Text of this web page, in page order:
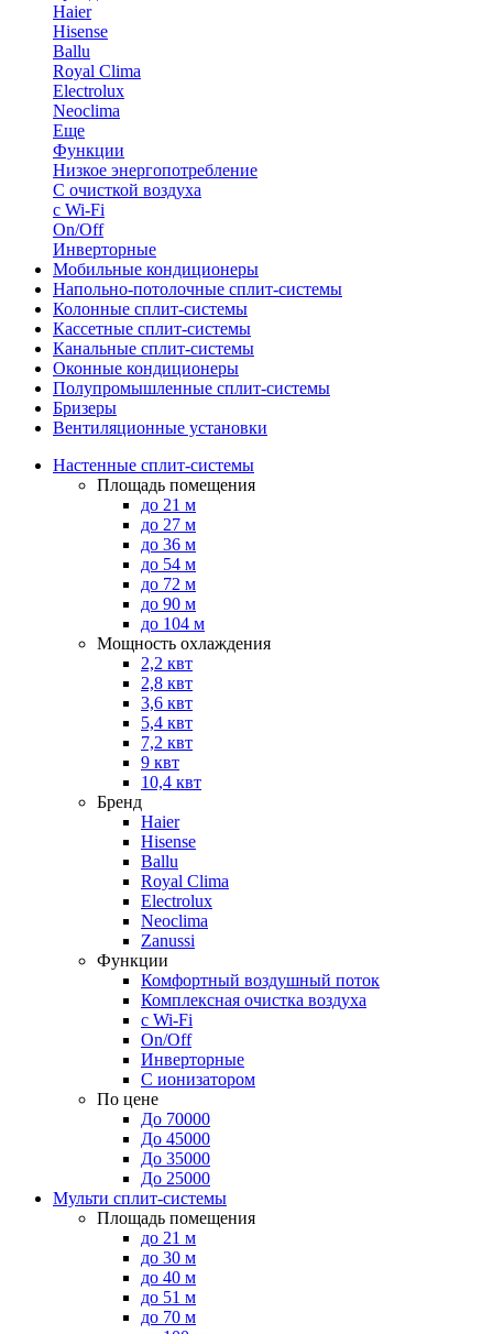
Haier
Hisense
Ballu
Royal Clima
Electrolux
Neoclima
Еще
Функции
Низкое энергопотребление
С очисткой воздуха
с Wi-Fi
On/Off
Инверторные
Мобильные кондиционеры
Напольно-потолоч​ные ​сплит-системы
Колонные ​​сплит-системы
Кассетные сплит-системы
Канальные сплит-системы
Оконные кондиционеры
Полупромышленные сплит-системы
Бризеры
Вентиляционные установки
Настенные сплит-системы
Площадь помещения
до 21 м
до 27 м
до 36 м
до 54 м
до 72 м
до 90 м
до 104 м
Мощность охлаждения
2,2 квт
2,8 квт
3,6 квт
5,4 квт
7,2 квт
9 квт
10,4 квт
Бренд
Haier
Hisense
Ballu
Royal Clima
Electrolux
Neoclima
Zanussi
Функции
Комфортный воздушный поток
Комплексная очистка воздуха
с Wi-Fi
On/Off
Инверторные
С ионизатором
По цене
До 70000
До 45000
До 35000
До 25000
Мульти сплит-системы
Площадь помещения
до 21 м
до 30 м
до 40 м
до 51 м
до 70 м